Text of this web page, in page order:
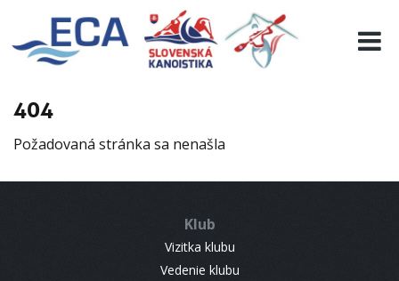
404
Požadovaná stránka sa nenašla
Klub
Vizitka klubu
Vedenie klubu
EURO 19
INFO
RESULTS
CONTACT